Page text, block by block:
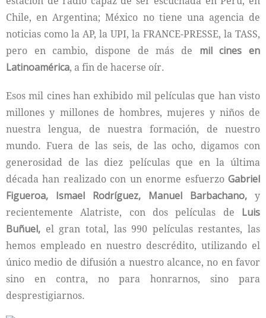
Chile, en Argentina; México no tiene una agencia de
noticias como la AP, la UPI, la FRANCE-PRESSE, la TASS,
pero en cambio, dispone de más de mil cines en
Latinoamérica, a fin de hacerse oír.
Esos mil cines han exhibido mil películas que han visto
millones y millones de hombres, mujeres y niños de
nuestra lengua, de nuestra formación, de nuestro
mundo. Fuera de las seis, de las ocho, digamos con
generosidad de las diez películas que en la última
década han realizado con un enorme esfuerzo Gabriel
Figueroa, Ismael Rodríguez, Manuel Barbachano, y
recientemente Alatriste, con dos películas de Luis
Buñuel, el gran total, las 990 películas restantes, las
hemos empleado en nuestro descrédito, utilizando el
único medio de difusión a nuestro alcance, no en favor
sino en contra, no para honrarnos, sino para
desprestigiarnos.